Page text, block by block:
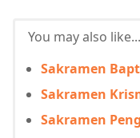
You may also like...
Sakramen
Sakramen
Sakramen